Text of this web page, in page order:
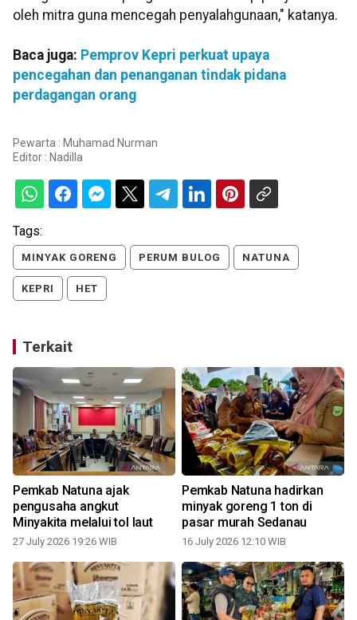
oleh mitra guna mencegah penyalahgunaan," katanya.
Baca juga: Pemprov Kepri perkuat upaya
pencegahan dan penanganan tindak pidana
perdagangan orang
Pewarta : Muhamad Nurman
Editor : Nadilla
Tags:
MINYAK GORENG PERUM BULOG NATUNA
KEPRI HET
Terkait
Pemkab Natuna ajak
pengusaha angkut
Minyakita melalui tol laut
27 July 2026 19:26 WIB
Pemkab Natuna hadirkan
minyak goreng 1 ton di
pasar murah Sedanau
16 July 2026 12:10 WIB